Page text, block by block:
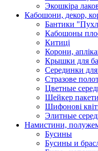
Экошкiра
Кабошони, декор,
Бантики
Кабошоны
Китиці
Корони,
Крышки для
Серединки
Стразове
Цветные
Шейкер
Шифонові
Элитные
Намистини,
Бусины
Бусины и